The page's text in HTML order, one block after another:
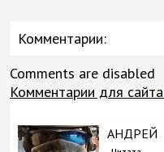
Комментарии:
Comments are disabled
Комментарии для сайта
АНДРЕЙ